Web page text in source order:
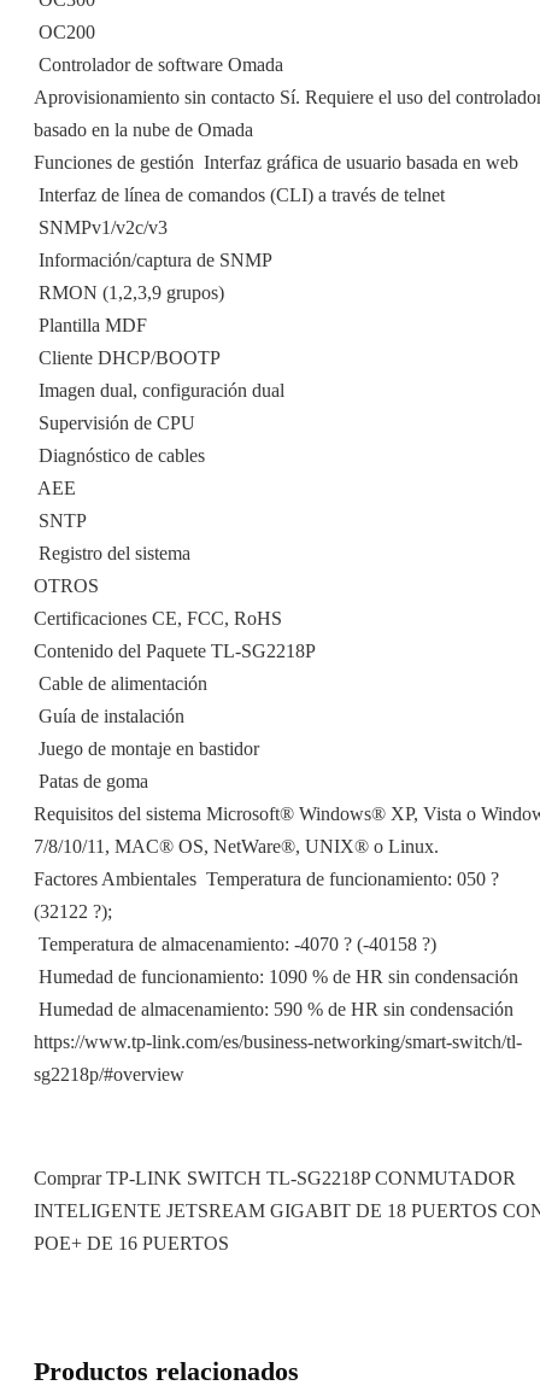
 OC200
 Controlador de software Omada
Aprovisionamiento sin contacto Sí. Requiere el uso del
basado en la nube de Omada
Funciones de gestión  Interfaz gráfica de usuario basada en web
 Interfaz de línea de comandos (CLI) a través de telnet
 SNMPv1/v2c/v3
 Información/captura de SNMP
 RMON (1,2,3,9 grupos)
 Plantilla MDF
 Cliente DHCP/BOOTP
 Imagen dual, configuración dual
 Supervisión de CPU
 Diagnóstico de cables
 AEE
 SNTP
 Registro del sistema
OTROS
Certificaciones CE, FCC, RoHS
Contenido del Paquete TL-SG2218P
 Cable de alimentación
 Guía de instalación
 Juego de montaje en bastidor
 Patas de goma
Requisitos del sistema Microsoft® Windows® XP, Vista o
7/8/10/11, MAC® OS, NetWare®, UNIX® o Linux.
Factores Ambientales  Temperatura de funcionamiento: 050 ?
(32122 ?);
 Temperatura de almacenamiento: -4070 ? (-40158 ?)
 Humedad de funcionamiento: 1090 % de HR sin condensación
 Humedad de almacenamiento: 590 % de HR sin condensación
https://www.tp-link.com/es/business-networking/smart-switch/tl-
sg2218p/#overview
Comprar TP-LINK SWITCH TL-SG2218P CONMUTADOR
INTELIGENTE JETSREAM GIGABIT DE 18 PUERTOS
POE+ DE 16 PUERTOS
Productos relacionados